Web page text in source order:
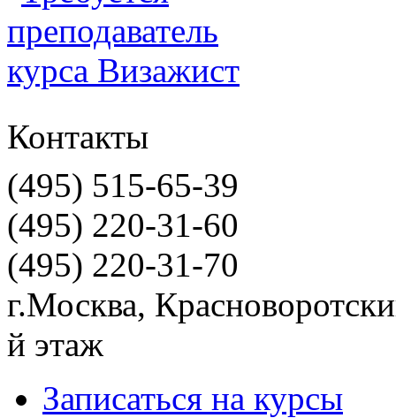
Контакты
(495) 515-65-39
(495) 220-31-60
(495) 220-31-70
г.Москва,
й этаж
Записаться на курсы